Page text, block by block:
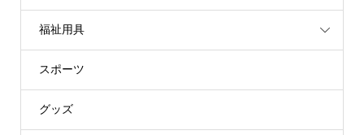
福祉用具
スポーツ
グッズ